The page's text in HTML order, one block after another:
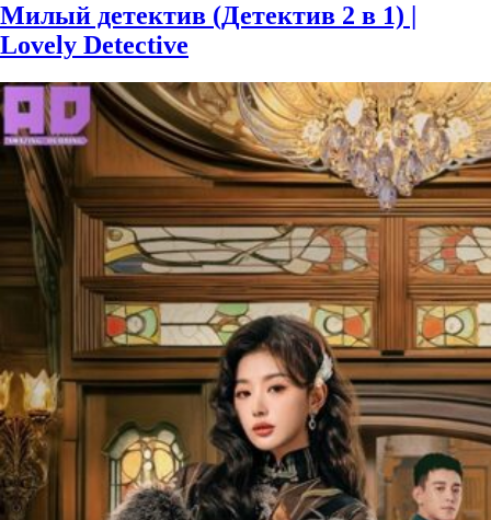
Милый детектив (Детектив 2 в 1) |
Lovely Detective